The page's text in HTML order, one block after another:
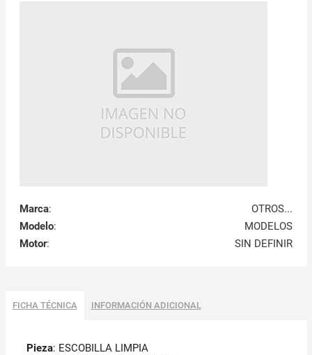
Marca:
OTROS...
Modelo:
MODELOS
Motor: SIN DEFINIR
FICHA TÉCNICA INFORMACIÓN ADICIONAL
Pieza: ESCOBILLA LIMPIA